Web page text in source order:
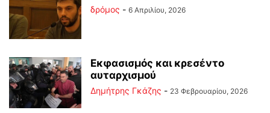
δρόμος - 6 Απριλίου, 2026
Εκφασισμός και κρεσέντο
αυταρχισμού
Δημήτρης Γκάζης - 23 Φεβρουαρίου, 2026